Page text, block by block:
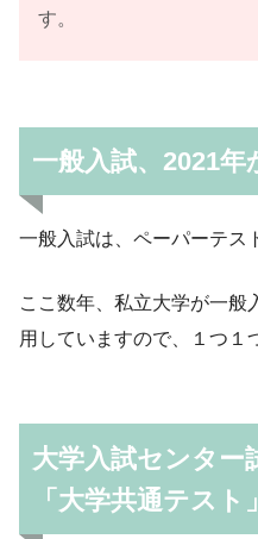
す。
一般入試、2021年
一般入試は、ペーパーテス
ここ数年、私立大学が一般
用していますので、１つ１
大学入試センター
「大学共通テスト」